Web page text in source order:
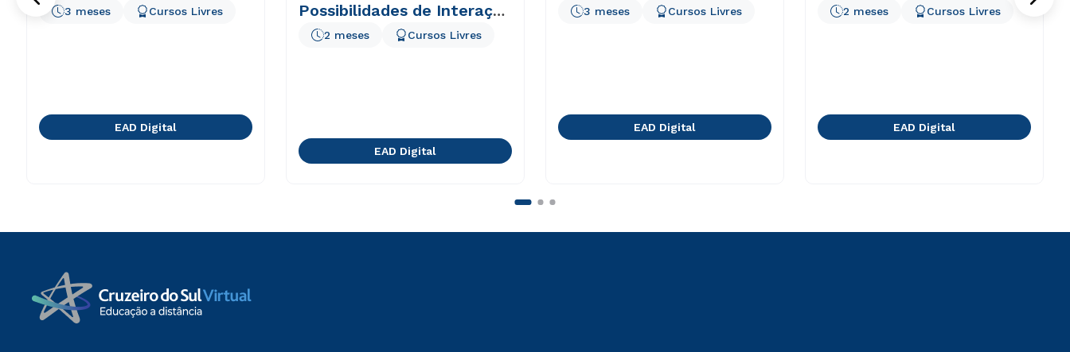
3 meses Cursos Livres
EAD Digital
Possibilidades de Interação
em EAD
2 meses Cursos Livres
EAD Digital
3 meses Cursos Livres
EAD Digital
2 meses Cursos Livres
EAD Digital